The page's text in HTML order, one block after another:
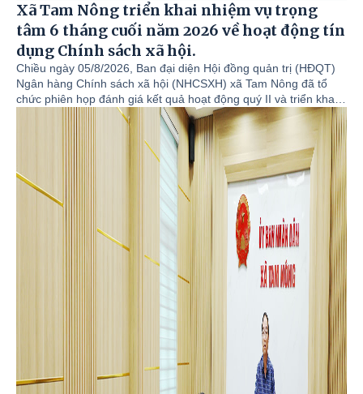
Xã Tam Nông triển khai nhiệm vụ trọng
tâm 6 tháng cuối năm 2026 về hoạt động tín
dụng Chính sách xã hội.
Chiều ngày 05/8/2026, Ban đại diện Hội đồng quản trị (HĐQT)
Ngân hàng Chính sách xã hội (NHCSXH) xã Tam Nông đã tổ
chức phiên họp đánh giá kết quả hoạt động quý II và triển khai
phương hướng, nhiệm vụ trọng tâm quý III cũng như 6 tháng
cuối năm 2026. Đồng chí Đỗ Hùng Sơn - Phó Bí thư Đảng ủy,
Chủ tịch UBND xã, Trưởng Ban đại diện HĐQT NHCSXH xã Tam
Nông chủ trì hội nghị. Cùng dự hội nghị có đồng chí Nguyễn
Khắc Long - UVBTV, Chủ tịch UBMTTQ Việt Nam xã Tam Nông;
đồng chí Cao Thị Thu Phương - UVBTV, Phó Chủ tịch UBND xã;
đồng chí Hoàng Văn Dũng - Bí thư Đảng ủy, Giám đốc Phòng
Giao dịch Ngân hàng CSXH Tam Nông; lãnh đạo Văn phòng
HĐND & UBND xã; các thành viên Ban đại diện HĐQT NHCSXH
xã; Trưởng các tổ chính trị - xã hội nhận ủy thác gồm: Hội Cựu
chiến binh, Hội Phụ nữ, Hội Nông dân, Đoàn Thanh niên cùng
lãnh đạo, cán bộ chuyên trách Phòng giao dịch NHCSXH Tam